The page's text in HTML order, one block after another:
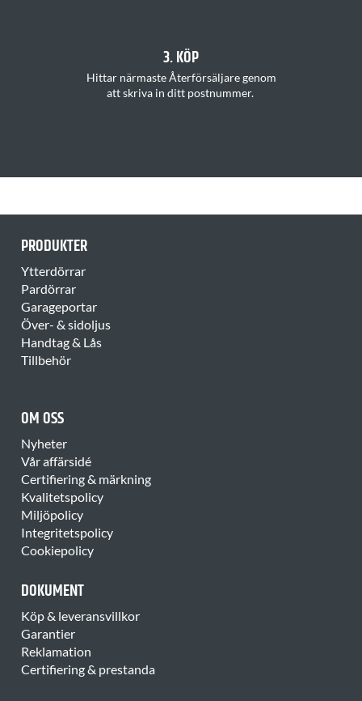
3. KÖP
Hittarnärmaste Återförsäljare genom
att skriva in ditt postnummer.
PRODUKTER
Ytterdörrar
Pardörrar
Garageportar
Över- & sidoljus
Handtag & Lås
Tillbehör
OM OSS
Nyheter
Vår affärsidé
Certifiering & märkning
Kvalitetspolicy
Miljöpolicy
Integritetspolicy
Cookiepolicy
DOKUMENT
Köp & leveransvillkor
Garantier
Reklamation
Certifiering & prestanda